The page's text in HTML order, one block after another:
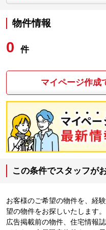
物件情報
0 件
マイページ作成
この条件でスタッフが
お客様のご希望の物件を、経
望の物件をお探しいたします。
広告掲載前の物件、住宅情報